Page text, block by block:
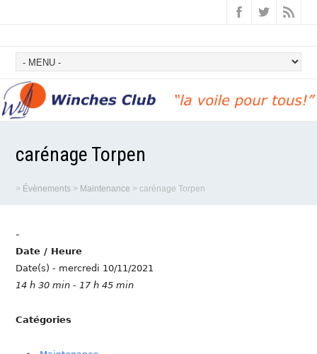
carénage Torpen
> Évènements > Maintenance >carénage Torpen
-
Date / Heure
Date(s) - mercredi 10/11/2021
14 h 30 min - 17 h 45 min
Catégories